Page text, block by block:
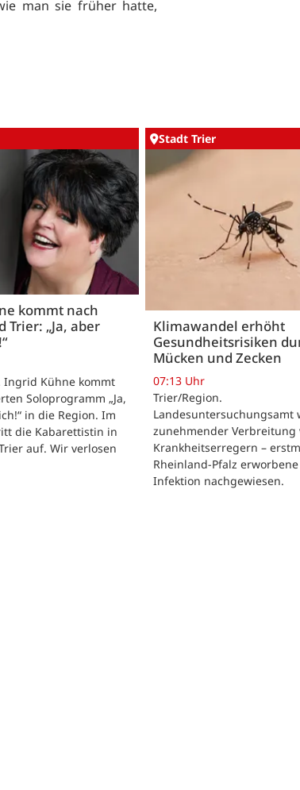
man sie früher hatte,
kommt nach
Trier: „Ja, aber
Ingrid Kühne kommt
Soloprogramm „Ja,
in die Region. Im
die Kabarettistin in
auf. Wir verlosen
Stadt Trier
Klimawandel erhöht
Gesundheitsrisiken
Mücken und Zecken
07:13 Uhr
Trier/Region.
Landesuntersuchungsamt
zunehmender Verbreitung
Krankheitserregern –
Rheinland-Pfalz
Infektion nachgewiesen.